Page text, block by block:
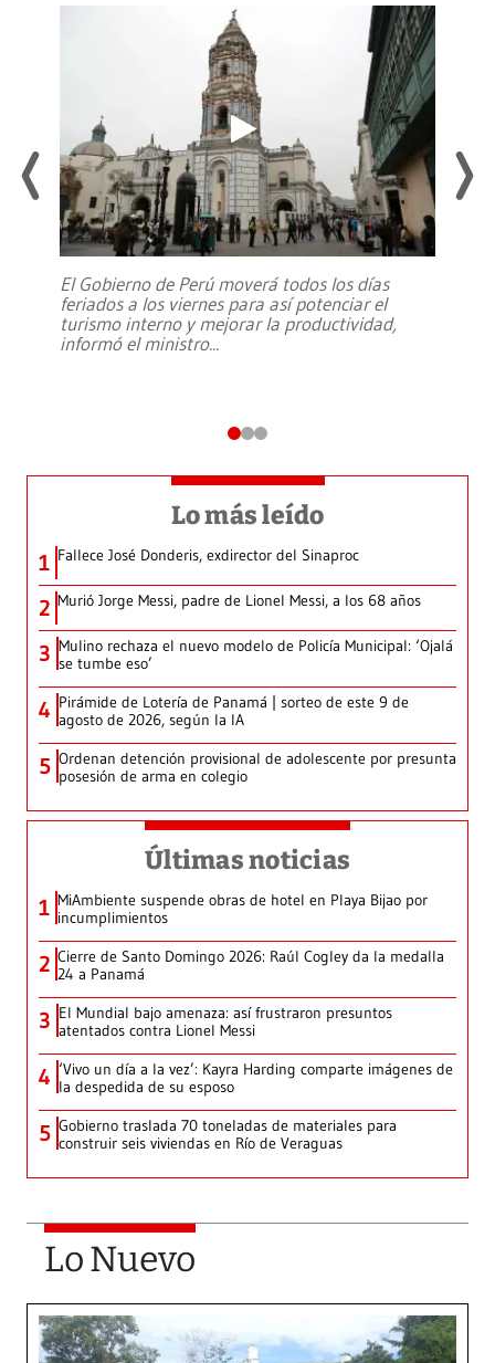
El Gobierno de Perú moverá todos los días
feriados a los viernes para así potenciar el
turismo interno y mejorar la productividad,
informó el ministro...
Lo más leído
1 Fallece José Donderis, exdirector del Sinaproc
2 Murió Jorge Messi, padre de Lionel Messi, a los 68 años
3 Mulino rechaza el nuevo modelo de Policía Municipal: ‘Ojalá
se tumbe eso’
4 Pirámide de Lotería de Panamá | sorteo de este 9 de
agosto de 2026, según la IA
5 Ordenan detención provisional de adolescente por presunta
posesión de arma en colegio
Últimas noticias
1 MiAmbiente suspende obras de hotel en Playa Bijao por
incumplimientos
2 Cierre de Santo Domingo 2026: Raúl Cogley da la medalla
24 a Panamá
3 El Mundial bajo amenaza: así frustraron presuntos
atentados contra Lionel Messi
4 ‘Vivo un día a la vez’: Kayra Harding comparte imágenes de
la despedida de su esposo
5 Gobierno traslada 70 toneladas de materiales para
construir seis viviendas en Río de Veraguas
Lo Nuevo